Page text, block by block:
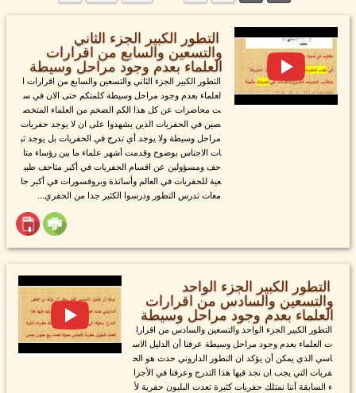
التطور الكبير الجزء الثاني
والتسعين والسابع من اقرارات
العلماء بعدم وجود مراحل وسيطة
التطور الكبير الجزء الثاني والتسعين والسابع من اقرارات ا
لعلماء بعدم وجود مراحل وسيطة كلمتكم حتى الان في س
ت محاضرات عن كل هذا الكم الضخم من العلماء المتخص
صين في الحفريات الذين يشهدوا على ان لا يوجد حفريات
مراحل وسيطة ولا يوجد أي تدرج في الحفريات بل يوجد ثب
ات الاجناس بوضوح وقدمت أشهر علماء ما بين رؤساء متا
حف ومسؤولين عن اقسام الحفريات في أكبر متاحف طبي
عية للحفريات في العالم وأساتذة وبروفسورات في أكبر جا
معات تدرس التطور ودرسوا الكثير جدا من الحفري...
التطور الكبير الجزء الواحد
والتسعين والسادس من اقرارات
العلماء بعدم وجود مراحل وسيطة
التطور الكبير الجزء الواحد والتسعين والسادس من اقرارا
ت العلماء بعدم وجود مراحل وسيطة عرفنا أن الدليل الاس
اسي الذي يمكن أن يؤكد ان التطور الداروني حدث هو الح
فريات التي يجب ان نجد فيها هذا التدرج وعرفنا في الأجزا
ء السابقة أننا نمتلك حفريات كثيرة تعدت البليون حفرية لأ